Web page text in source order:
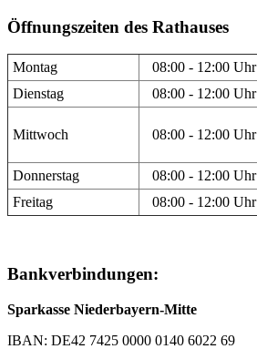
Öffnungszeiten des Rathauses
Montag 08:00 - 12:00 Uhr
Dienstag
08:00 - 12:00 Uhr
Mittwoch 08:00 - 12:00 Uhr
Donnerstag 08:00 - 12:00 Uhr
Freitag
08:00 - 12:00 Uhr
Bankverbindungen:
Sparkasse Niederbayern-Mitte
IBAN: DE42 7425 0000 0140 6022 69